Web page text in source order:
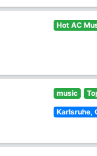
Hot AC
music
Karlsruhe,